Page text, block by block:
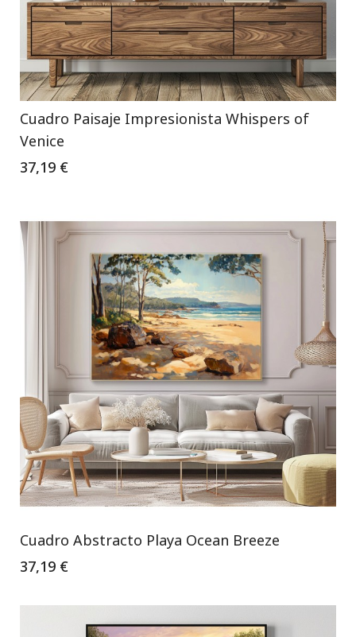
Cuadro Paisaje Impresionista Whispers of
Venice
37,19 €
Cuadro Abstracto Playa Ocean Breeze
37,19 €